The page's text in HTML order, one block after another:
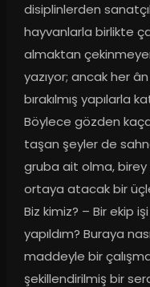
disiplinlerden
hayvanlarla birlikte
almaktan
yazıyor; ancak her
bırakılmış yapılarla
Böylece gözden
taşan şeyler de
gruba ait olma,
ortaya atacak bir
Biz kimiz? – Bir ekip
yapıldım? Buraya
maddeyle bir
şekillendirilmiş bir